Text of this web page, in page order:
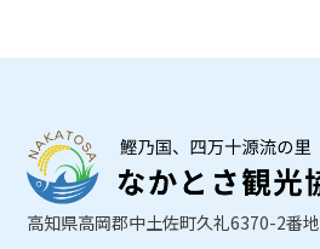
高知県高岡郡中土佐町久礼6370-2番地